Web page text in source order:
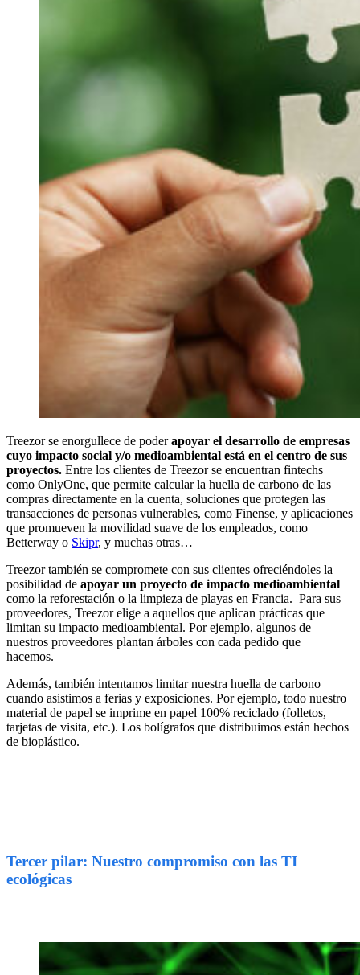
Treezor se enorgullece de poderapoyar el desarrollo de empresas
cuyo impacto social y/o medioambiental está en el centro de sus
proyectos. Entre los clientes de Treezor se encuentran fintechs
como OnlyOne, que permite calcular la huella de carbono de las
compras directamente en la cuenta, soluciones que protegen las
transacciones de personas vulnerables, como Finense, y aplicaciones
que promueven la movilidad suave de los empleados, como
Betterway o Skipr, y muchas otras…
Treezor también se compromete con sus clientes ofreciéndoles la
posibilidad de apoyar un proyecto de impacto medioambiental
como la reforestación o la limpieza de playas en Francia. Para sus
proveedores, Treezor elige a aquellos que aplican prácticas que
limitan su impacto medioambiental. Por ejemplo, algunos de
nuestros proveedores plantan árboles con cada pedido que
hacemos.
Además, también intentamos limitar nuestra huella de carbono
cuando asistimos a ferias y exposiciones. Por ejemplo, todo nuestro
material de papel se imprime en papel 100% reciclado (folletos,
tarjetas de visita, etc.). Los bolígrafos que distribuimos están hechos
de bioplástico.
Tercer pilar: Nuestro compromiso con las TI
ecológicas